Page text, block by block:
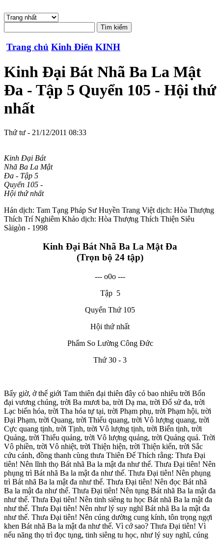
Trang chủ Kinh Điển KINH
Kinh Đại Bát Nhã Ba La Mật
Đa - Tập 5 Quyển 105 - Hội thứ
nhất
Thứ tư - 21/12/2011 08:33
Kinh Đại Bát
Nhã Ba La Mật
Đa - Tập 5
Quyển 105 -
Hội thứ nhất
Hán dịch: Tam Tạng Pháp Sư Huyền Trang Việt dịch: Hòa Thượng
Thích Trí Nghiêm Khảo dịch: Hòa Thượng Thích Thiện Siêu
Sàigòn - 1998
Kinh Đại Bát Nhã Ba La Mật Đa
(Trọn bộ 24 tập)
--- o0o ---
Tập 5
Quyển Thứ 105
Hội thứ nhất
Phẩm So Lường Công Đức
Thứ 30 - 3
Bấy giờ, ở thế giới Tam thiên đại thiên đây có bao nhiêu trời Bốn
đại vương chúng, trời Ba mươi ba, trời Dạ ma, trời Đổ sử đa, trời
Lạc biến hóa, trời Tha hóa tự tại, trời Phạm phụ, trời Phạm hội, trời
Đại Phạm, trời Quang, trời Thiểu quang, trời Vô lượng quang, trời
Cực quang tịnh, trời Tịnh, trời Vô lượng tịnh, trời Biến tịnh, trời
Quảng, trời Thiểu quảng, trời Vô lượng quảng, trời Quảng quả. Trời
Vô phiền, trời Vô nhiệt, trời Thiện hiện, trời Thiện kiến, trời Sắc
cứu cánh, đồng thanh cùng thưa Thiên Đế Thích rằng: Thưa Đại
tiên! Nên lĩnh thọ Bát nhã Ba la mật đa như thế. Thưa Đại tiên! Nên
phụng trì Bát nhã Ba la mật đa như thế. Thưa Đại tiên! Nên phụng
trì Bát nhã Ba la mật đa như thế. Thưa Đại tiên! Nên đọc Bát nhã
Ba la mật đa như thế. Thưa Đại tiên! Nên tụng Bát nhã Ba la mật đa
như thế. Thưa Đại tiên! Nên tinh siêng tu học Bát nhã Ba la mật đa
như thế. Thưa Đại tiên! Nên như lý suy nghĩ Bát nhã Ba la mật đa
như thế. Thưa Đại tiên! Nên cúng dường cung kính, tôn trọng ngợi
khen Bát nhã Ba la mật đa như thế. Vì cớ sao? Thưa Đại tiên! Vì
nếu năng thọ trì đọc tụng, tinh siêng tu học, như lý suy nghĩ, cúng